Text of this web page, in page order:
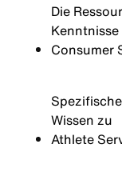
Die
Consumer
Wissen zu
Athlete